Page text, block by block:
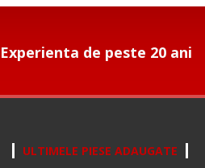
Experienta de peste 20 ani
ULTIMELE PIESE ADAUGATE